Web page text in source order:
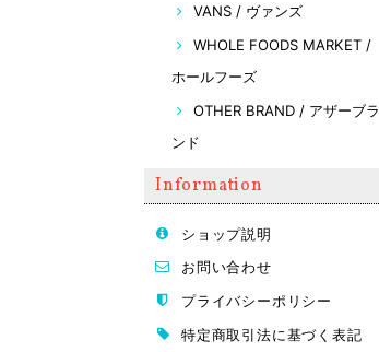
VANS / ヴァンズ
WHOLE FOODS MARKET /
ホールフーズ
OTHER BRAND / アザーブラ
ンド
Information
ショップ説明
お問い合わせ
プライバシーポリシー
特定商取引法に基づく表記